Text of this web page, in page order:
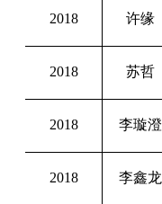
2018 许缘
2018 苏哲
2018 李璇澄
2018 李鑫龙